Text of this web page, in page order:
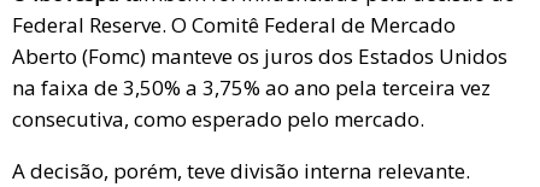
Federal Reserve. O Comitê Federal de Mercado
Aberto (Fomc) manteve os juros dos Estados Unidos
na faixa de 3,50% a 3,75% ao ano pela terceira vez
consecutiva, como esperado pelo mercado.
A decisão, porém, teve divisão interna relevante.